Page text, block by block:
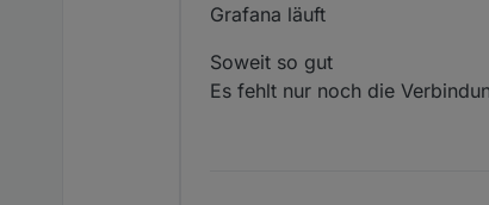
Grafana läuft
Soweit so gut
Es fehlt nur noch die